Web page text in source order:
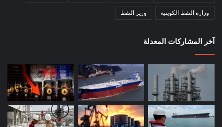
وزارة النفط الكويتية وزير النفط
آخر المشاركات المعدلة